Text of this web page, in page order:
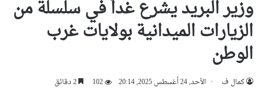
وزير البريد يشرع غداً في سلسلة من
الزيارات الميدانية بولايات غرب
الوطن
كمال ف الأحد, 24 أغسطس 2025, 20:14 102